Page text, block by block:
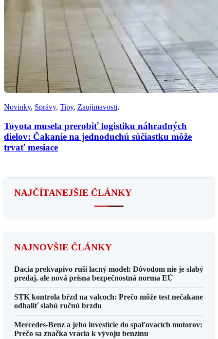
Novinky, Správy, Tipy, Zaujímavosti,
Toyota musela prerobiť logistiku náhradných
dielov: Čakanie na jednoduchú súčiastku môže
trvať mesiace
NAJČÍTANEJŠIE ČLÁNKY
NAJNOVŠIE ČLÁNKY
Dacia prekvapivo ruší lacný model: Dôvodom nie je slabý
predaj, ale nová prísna bezpečnostná norma EÚ
STK kontrola bŕzd na valcoch: Prečo môže test nečakane
odhaliť slabú ručnú brzdu
Mercedes-Benz a jeho investície do spaľovacích motorov:
Prečo sa značka vracia k vývoju benzínu